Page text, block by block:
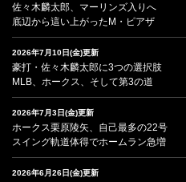
佐々木麟太郎、マーリンズ入りへ
底辺から這い上がったM・ピアザ
2026年7月10日(金)更新
豪打・佐々木麟太郎に3つの選択肢
MLB、ホークス、そして第3の道
2026年7月3日(金)更新
ホークス栗原陵矢、自己最多の22号
スイング軌道体得でホームラン急増
2026年6月26日(金)更新